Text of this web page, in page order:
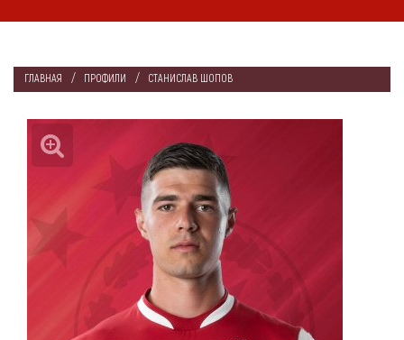
ГЛАВНАЯ ПРОФИЛИ СТАНИСЛАВ ШОПОВ